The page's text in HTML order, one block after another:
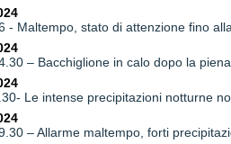
- Maltempo, stato di attenzione fino
– Bacchiglione in calo dopo la
Le intense precipitazioni notturne
– Allarme maltempo, forti